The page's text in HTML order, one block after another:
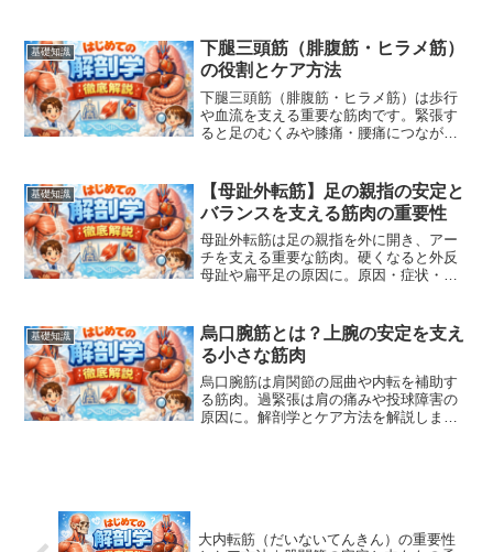
基礎知識
下腿三頭筋（腓腹筋・ヒラメ筋）
の役割とケア方法
下腿三頭筋（腓腹筋・ヒラメ筋）は歩行
や血流を支える重要な筋肉です。緊張す
ると足のむくみや膝痛・腰痛につながる
基礎知識
【母趾外転筋】足の親指の安定と
バランスを支える筋肉の重要性
母趾外転筋は足の親指を外に開き、アー
チを支える重要な筋肉。硬くなると外反
母趾や扁平足の原因に。原因・症状・効
基礎知識
烏口腕筋とは？上腕の安定を支え
る小さな筋肉
烏口腕筋は肩関節の屈曲や内転を補助す
る筋肉。過緊張は肩の痛みや投球障害の
原因に。解剖学とケア方法を解説しま
大内転筋（だいないてんきん）の重要性